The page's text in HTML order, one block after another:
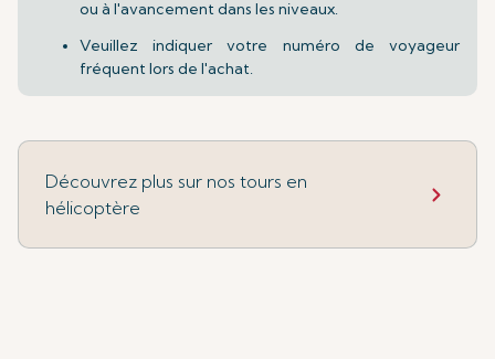
ou à l'avancement dans les niveaux.
Veuillez indiquer votre numéro de voyageur
fréquent lors de l'achat.
Découvrez plus sur nos tours en
hélicoptère